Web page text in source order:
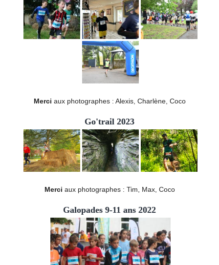
Merci aux photographes : Alexis, Charlène, Coco
Go'trail 2023
Merci aux photographes : Tim, Max, Coco
Galopades 9-11 ans 2022